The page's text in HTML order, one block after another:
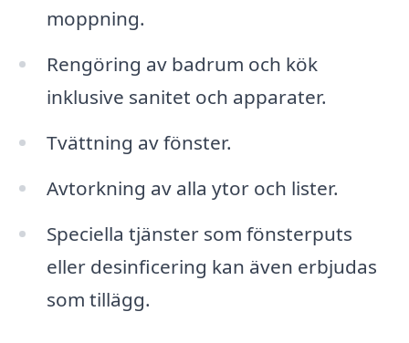
moppning.
Rengöring av badrum och kök
inklusive sanitet och apparater.
Tvättning av fönster.
Avtorkning av alla ytor och lister.
Speciella tjänster som fönsterputs
eller desinficering kan även erbjudas
som tillägg.